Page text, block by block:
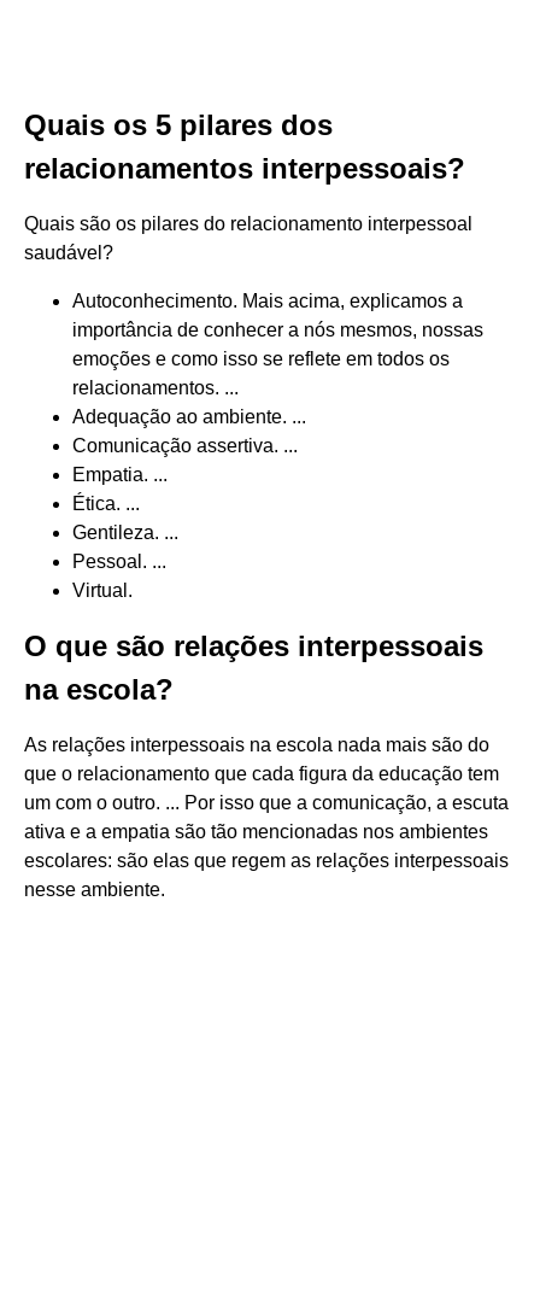
Quais os 5 pilares dos
relacionamentos interpessoais?
Quais são os pilares do relacionamento interpessoal
saudável?
Autoconhecimento. Mais acima, explicamos a
importância de conhecer a nós mesmos, nossas
emoções e como isso se reflete em todos os
relacionamentos. ...
Adequação ao ambiente. ...
Comunicação assertiva. ...
Empatia. ...
Ética. ...
Gentileza. ...
Pessoal. ...
Virtual.
O que são relações interpessoais
na escola?
As relações interpessoais na escola nada mais são do
que o relacionamento que cada figura da educação tem
um com o outro. ... Por isso que a comunicação, a escuta
ativa e a empatia são tão mencionadas nos ambientes
escolares: são elas que regem as relações interpessoais
nesse ambiente.